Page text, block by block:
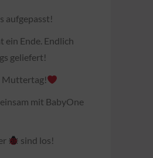
aufgepasst!
ein Ende. Endlich
geliefert!
Muttertag!
mit BabyOne
sind los!